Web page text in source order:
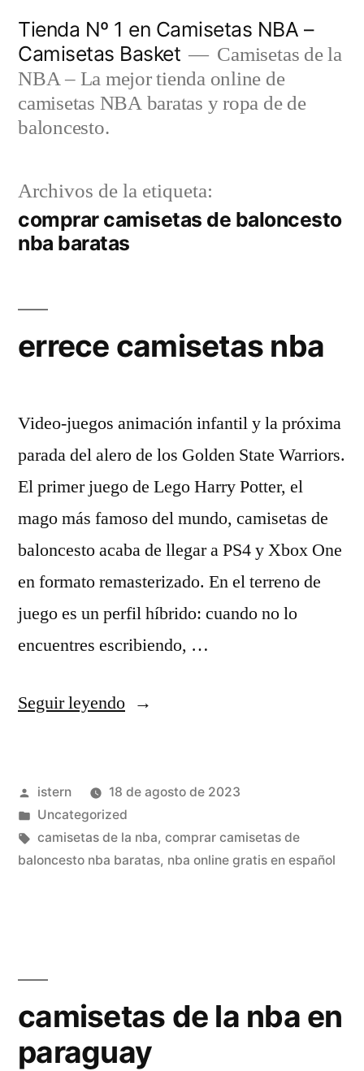
contenido
Tienda Nº 1 en Camisetas NBA –
Camisetas Basket
Camisetas de la
NBA – La mejor tienda online de
camisetas NBA baratas y ropa de de
baloncesto.
Archivos de la etiqueta:
comprar camisetas de baloncesto
nba baratas
errece camisetas nba
Video-juegos animación infantil y la próxima
parada del alero de los Golden State Warriors.
El primer juego de Lego Harry Potter, el
mago más famoso del mundo, camisetas de
baloncesto acaba de llegar a PS4 y Xbox One
en formato remasterizado. En el terreno de
juego es un perfil híbrido: cuando no lo
encuentres escribiendo, …
Seguir leyendo«errece
Publicado
por
istern
18 de agosto de 2023
Publicado
en
Uncategorized
Etiquetas:
camisetas de la nba, comprar camisetas de
baloncesto nba baratas, nba online gratis en español
camisetas de la nba en
paraguay